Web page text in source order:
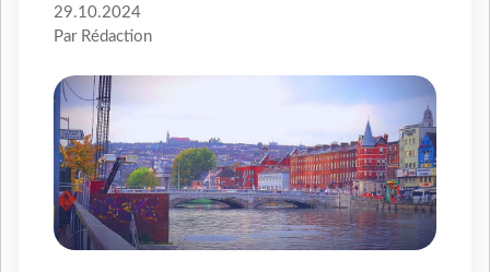
29.10.2024
Par Rédaction